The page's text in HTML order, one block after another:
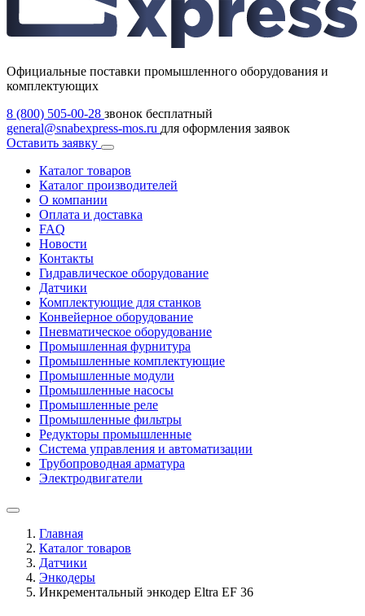
Официальные поставки промышленного оборудования и
комплектующих
8 (800) 505-00-28 звонок бесплатный
general@snabexpress-mos.ru для оформления заявок
Оставить заявку
Каталог товаров
Каталог производителей
О компании
Оплата и доставка
FAQ
Новости
Контакты
Гидравлическое оборудование
Датчики
Комплектующие для станков
Конвейерное оборудование
Пневматическое оборудование
Промышленная фурнитура
Промышленные комплектующие
Промышленные модули
Промышленные насосы
Промышленные реле
Промышленные фильтры
Редукторы промышленные
Система управления и автоматизации
Трубопроводная арматура
Электродвигатели
Главная
Каталог товаров
Датчики
Энкодеры
Инкрементальный энкодер Eltra EF 36